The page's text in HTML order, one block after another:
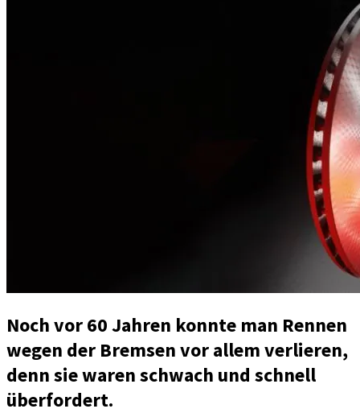
Noch vor 60 Jahren konnte man Rennen
wegen der Bremsen vor allem verlieren,
denn sie waren schwach und schnell
überfordert.